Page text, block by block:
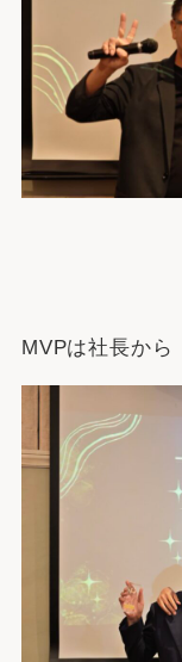
MVPは社長から